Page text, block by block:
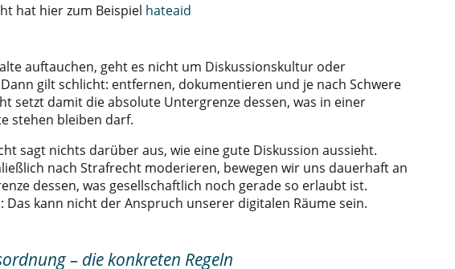
hat hier zum Beispiel hateaid
auftauchen, geht es nicht um Diskussionskultur oder
gilt schlicht: entfernen, dokumentieren und je nach Schwere
setzt damit die absolute Untergrenze dessen, was in einer
stehen bleiben darf.
sagt nichts darüber aus, wie eine gute Diskussion aussieht.
nach Strafrecht moderieren, bewegen wir uns dauerhaft an
dessen, was gesellschaftlich noch gerade so erlaubt ist.
Das kann nicht der Anspruch unserer digitalen Räume sein.
– die konkreten Regeln